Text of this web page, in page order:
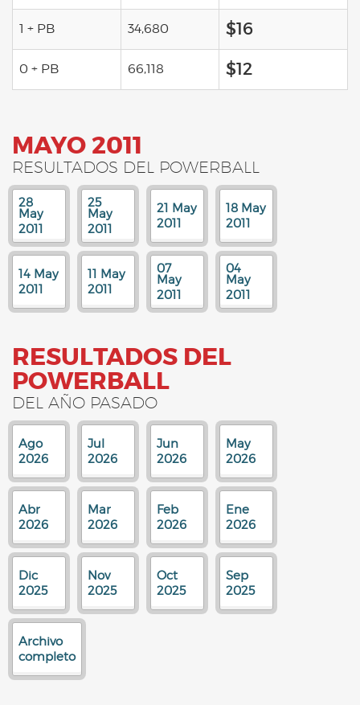
1 + PB 34,680 $16
0 + PB 66,118 $12
MAYO 2011
RESULTADOS DEL POWERBALL
28
May
2011
25
May
2011
21 May
2011
18 May
2011
14 May
2011
11 May
2011
07
May
2011
04
May
2011
RESULTADOS DEL
POWERBALL
DEL AÑO PASADO
Ago
2026
Jul
2026
Jun
2026
May
2026
Abr
2026
Mar
2026
Feb
2026
Ene
2026
Dic
2025
Nov
2025
Oct
2025
Sep
2025
Archivo
completo